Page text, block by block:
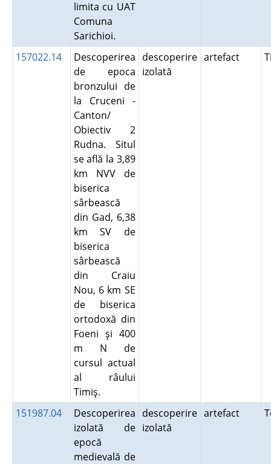
limita cu UAT
Comuna
Sarichioi.
157022.14
Descoperirea
de epoca
bronzului de
la Cruceni -
Canton/
Obiectiv 2
Rudna. Situl
se află la 3,89
km NVV de
biserica
sârbească
din Gad, 6,38
km SV de
biserica
sârbească
din Craiu
Nou, 6 km SE
de biserica
ortodoxă din
Foeni şi 400
m N de
cursul actual
al râului
Timiş.
descoperire
izolată
artefact
151987.04
Descoperirea
izolată de
epocă
medievală de
descoperire
izolată
artefact